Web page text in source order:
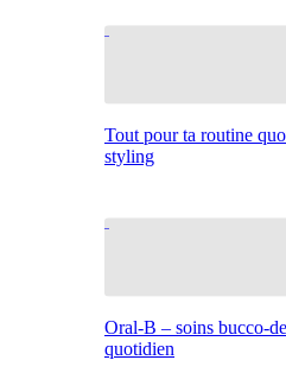
Tout pour ta routine
styling
Oral-B – soins bucco-
quotidien